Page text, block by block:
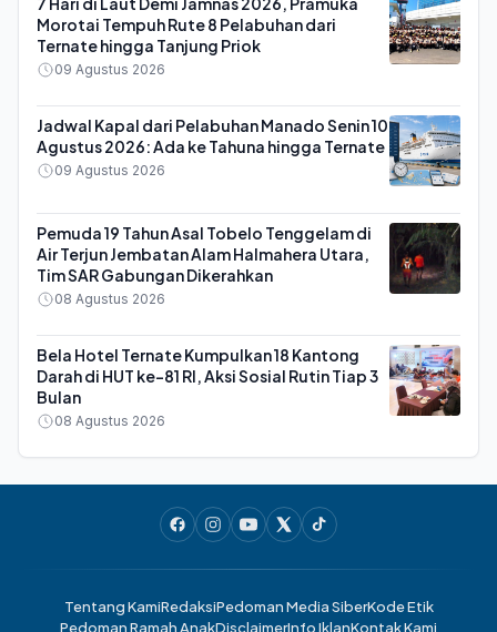
Morotai Tempuh Rute 8 Pelabuhan dari
Ternate hingga Tanjung Priok
09 Agustus 2026
Jadwal Kapal dari Pelabuhan Manado Senin 10
Agustus 2026: Ada ke Tahuna hingga Ternate
09 Agustus 2026
Pemuda 19 Tahun Asal Tobelo Tenggelam di
Air Terjun Jembatan Alam Halmahera Utara,
Tim SAR Gabungan Dikerahkan
08 Agustus 2026
Bela Hotel Ternate Kumpulkan 18 Kantong
Darah di HUT ke-81 RI, Aksi Sosial Rutin Tiap 3
Bulan
08 Agustus 2026
Tentang KamiRedaksiPedoman Media SiberKode Etik
Pedoman Ramah AnakDisclaimerInfo IklanKontak Kami